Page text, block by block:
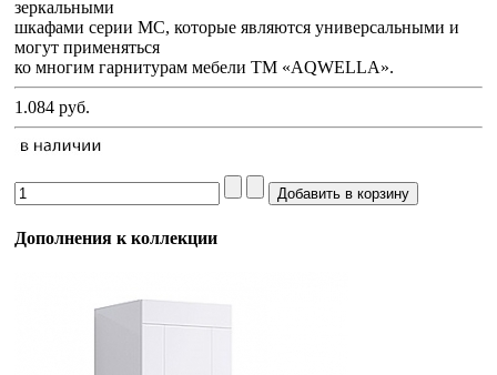
зеркальными
шкафами серии МС, которые являются универсальными и
могут применяться
ко многим гарнитурам мебели ТМ «AQWELLA».
1.084 руб.
Дополнения к коллекции